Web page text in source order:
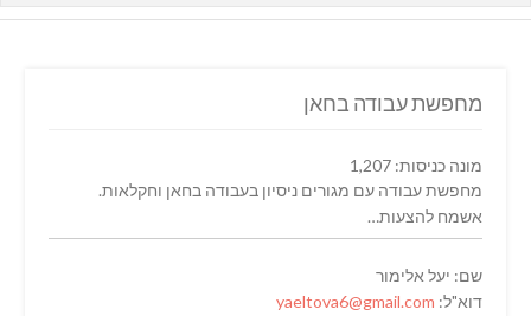
מחפשת עבודה בחאן
מונה כניסות: 1,207
מחפשת עבודה עם מגורים ניסיון בעבודה בחאן וחקלאות.
אשמח להצעות…
שם: יעל אלימור
דוא"ל: yaeltova6@gmail.com